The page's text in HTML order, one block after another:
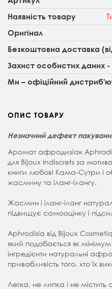
Наявність товару
Оригінал
Безкоштовна доставка
Захист особистих даних -
Ми – офіційний
ОПИС ТОВАРУ
Незначний дефект
Аромат афродизіак
для Bijoux Indiscrets за
книги любові Кама-Сутри і
жасмину та іланг-ілангу.
Жасмин і іланг-іланг
підвищує самооцінку і
Aphrodisia від Bijoux
який подобається як
інгредієнти натуральні
привабливість того, хто їх
Легка, не липка і не містить